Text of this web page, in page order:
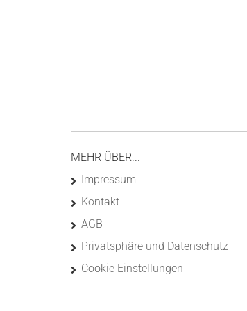
MEHR ÜBER...
Impressum
Kontakt
AGB
Privatsphäre und Datenschutz
Cookie Einstellungen